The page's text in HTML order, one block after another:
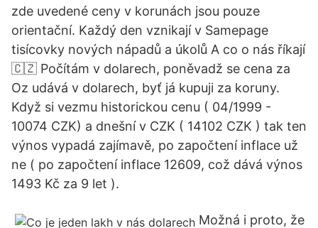
zde uvedené ceny v korunách jsou pouze
orientační. Každý den vznikají v Samepage
tisícovky nových nápadů a úkolů A co o nás říkají
🇨🇿 Počítám v dolarech, poněvadž se cena za
Oz udává v dolarech, byť já kupuji za koruny.
Když si vezmu historickou cenu ( 04/1999 -
10074 CZK) a dnešní v CZK ( 14102 CZK ) tak ten
výnos vypadá zajímavě, po započtení inflace už
ne ( po započtení inflace 12609, což dává výnos
1493 Kč za 9 let ).
Možná i proto, že